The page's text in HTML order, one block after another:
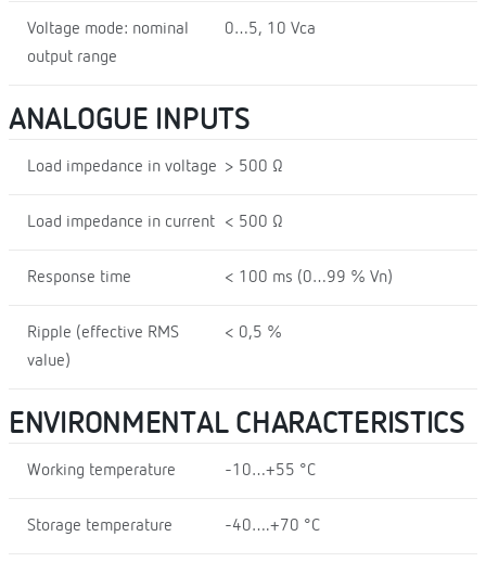
Voltage mode: nominal
output range
0…5, 10 Vca
ANALOGUE INPUTS
Load impedance in voltage > 500 Ω
Load impedance in current < 500 Ω
Response time < 100 ms (0…99 % Vn)
Ripple (effective RMS
value)
< 0,5 %
ENVIRONMENTAL CHARACTERISTICS
Working temperature -10…+55 °C
Storage temperature -40….+70 °C